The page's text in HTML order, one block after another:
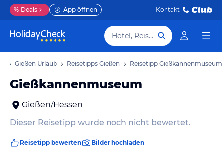
% Deals App öffnen Kontakt
Hotel, Reiseziel
Gießen Urlaub Reisetipps Gießen Reisetipp Gießkannenmuseum
Gießkannenmuseum
Gießen/Hessen
Dieser Reisetipp wurde noch nicht bewertet.
Reisetipp bewerten Bilder hochladen